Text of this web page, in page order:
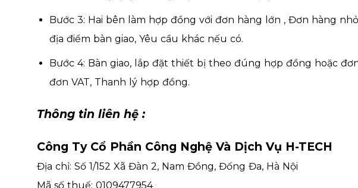
Bước 3: Hai bên làm hợp đồng với đơn hàng lớn , Đơn hàng
địa điểm bàn giao, Yêu cầu khác nếu có.
Bước 4: Bàn giao, lắp đặt thiết bị theo đúng hợp đồng hoặc
đơn VAT, Thanh lý hợp đồng.
Thông tin liên hệ :
Công Ty Cổ Phần Công Nghệ Và Dịch Vụ H-TECH
Địa chỉ: Số 1/152 Xã Đàn 2, Nam Đồng, Đống Đa, Hà Nội
Mã số thuế: 0109477954